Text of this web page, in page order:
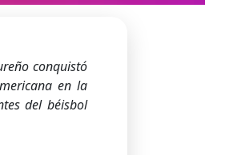
conquistó
en la
del béisbol